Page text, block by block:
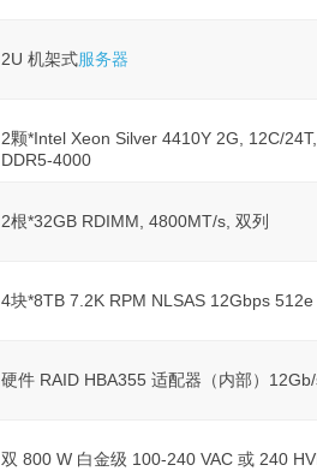
2U 机架式服务器
2颗*Intel Xeon Silver 4410Y 2G, 12C/
DDR5-4000
2根*32GB RDIMM, 4800MT/s, 双列
4块*8TB 7.2K RPM NLSAS 12Gbps
硬件 RAID HBA355 适配器（内部）
双 800 W 白金级 100-240 VAC 或 240